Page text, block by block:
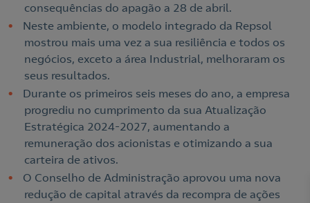
consequências do apagão a 28 de abril.
Neste ambiente, o modelo integrado da Repsol
mostrou mais uma vez a sua resiliência e todos os
negócios, exceto a área Industrial, melhoraram os
seus resultados.
Durante os primeiros seis meses do ano, a empresa
progrediu no cumprimento da sua Atualização
Estratégica 2024-2027, aumentando a
remuneração dos acionistas e otimizando a sua
carteira de ativos.
O Conselho de Administração aprovou uma nova
redução de capital através da recompra de ações